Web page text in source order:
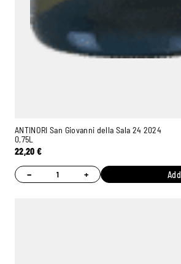
ANTINORI San Giovanni della Sala 24 2024
0,75L
22,20€
− + Add